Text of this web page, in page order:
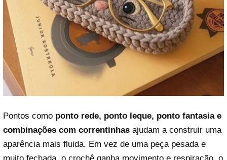
Pontos como ponto rede, ponto leque, ponto fantasia e
combinações com correntinhas ajudam a construir uma
aparência mais fluida. Em vez de uma peça pesada e
muito fechada, o crochê ganha movimento e respiração, o